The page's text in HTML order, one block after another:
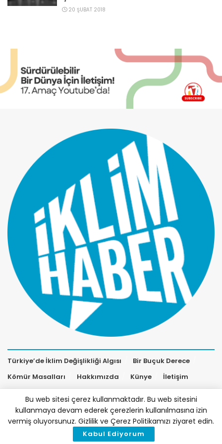
20 ŞUBAT 2018
Türkiye’de İklim Değişlikliği Algısı
Bir Buçuk Derece
Kömür Masalları
Hakkımızda Künye İletişim
Bu web sitesi çerez kullanmaktadır. Bu web sitesini
kullanmaya devam ederek çerezlerin kullanılmasına izin
vermiş oluyorsunuz. Gizlilik ve Çerez Politikamızı ziyaret edin.
Kabul Ediyorum